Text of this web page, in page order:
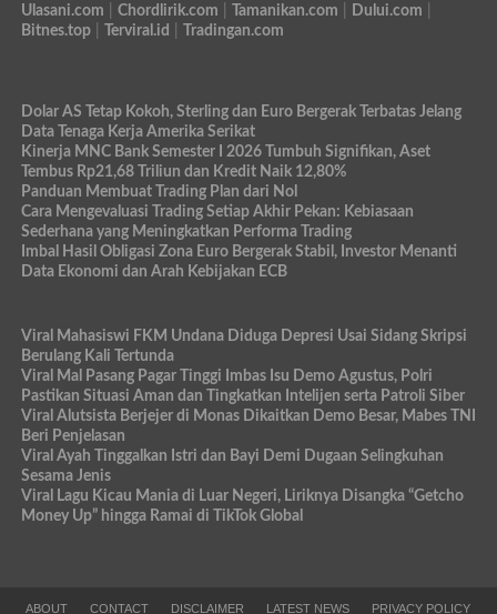
Ulasani.com
Chordlirik.com Tamanikan.com Dului.com
Bitnes.top| Terviral.id Tradingan.com
Dolar AS Tetap Kokoh, Sterling dan Euro Bergerak Terbatas Jelang
Data Tenaga Kerja Amerika Serikat
Kinerja MNC Bank Semester I 2026 Tumbuh Signifikan, Aset
Tembus Rp21,68 Triliun dan Kredit Naik 12,80%
Panduan Membuat Trading Plan dari Nol
Cara Mengevaluasi Trading Setiap Akhir Pekan: Kebiasaan
Sederhana yang Meningkatkan Performa Trading
Imbal Hasil Obligasi Zona Euro Bergerak Stabil, Investor Menanti
Data Ekonomi dan Arah Kebijakan ECB
Viral Mahasiswi FKM Undana Diduga Depresi Usai Sidang Skripsi
Berulang Kali Tertunda
Viral Mal Pasang Pagar Tinggi Imbas Isu Demo Agustus, Polri
Pastikan Situasi Aman dan Tingkatkan Intelijen serta Patroli Siber
Viral Alutsista Berjejer di Monas Dikaitkan Demo Besar, Mabes TNI
Beri Penjelasan
Viral Ayah Tinggalkan Istri dan Bayi Demi Dugaan Selingkuhan
Sesama Jenis
Viral Lagu Kicau Mania di Luar Negeri, Liriknya Disangka “Getcho
Money Up” hingga Ramai di TikTok Global
ABOUT CONTACT DISCLAIMER LATEST NEWS PRIVACY POLICY